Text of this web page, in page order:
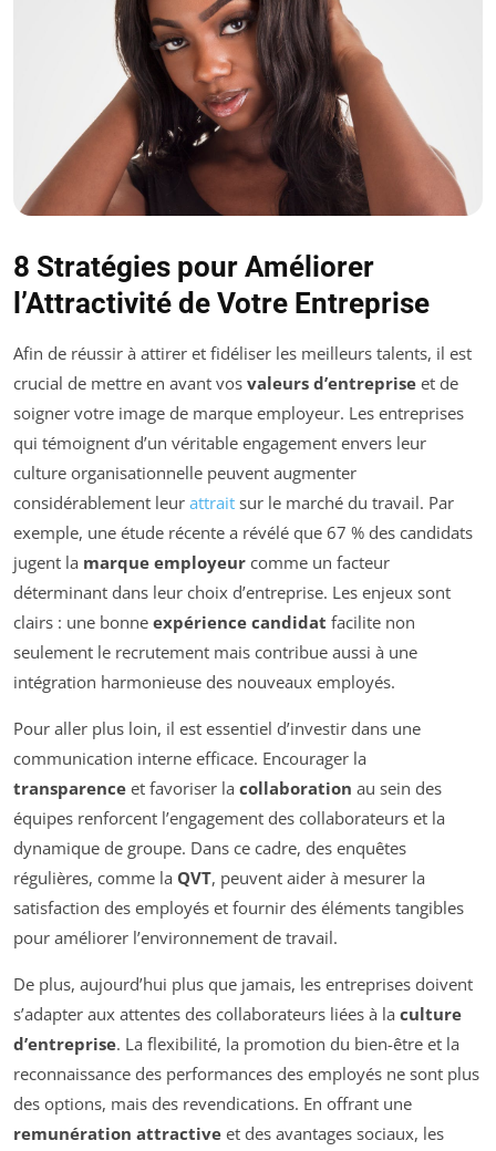
8 Stratégies pour Améliorer
l’Attractivité de Votre Entreprise
Afin de réussir à attirer et fidéliser les meilleurs talents, il est
crucial de mettre en avant vos valeurs d’entreprise et de
soigner votre image de marque employeur. Les entreprises
qui témoignent d’un véritable engagement envers leur
culture organisationnelle peuvent augmenter
considérablement leur attrait sur le marché du travail. Par
exemple, une étude récente a révélé que 67 % des candidats
jugent la marque employeur comme un facteur
déterminant dans leur choix d’entreprise. Les enjeux sont
clairs : une bonne expérience candidat facilite non
seulement le recrutement mais contribue aussi à une
intégration harmonieuse des nouveaux employés.
Pour aller plus loin, il est essentiel d’investir dans une
communication interne efficace. Encourager la
transparence et favoriser la collaboration au sein des
équipes renforcent l’engagement des collaborateurs et la
dynamique de groupe. Dans ce cadre, des enquêtes
régulières, comme la QVT, peuvent aider à mesurer la
satisfaction des employés et fournir des éléments tangibles
pour améliorer l’environnement de travail.
De plus, aujourd’hui plus que jamais, les entreprises doivent
s’adapter aux attentes des collaborateurs liées à la culture
d’entreprise. La flexibilité, la promotion du bien-être et la
reconnaissance des performances des employés ne sont plus
des options, mais des revendications. En offrant une
remunération attractive et des avantages sociaux, les